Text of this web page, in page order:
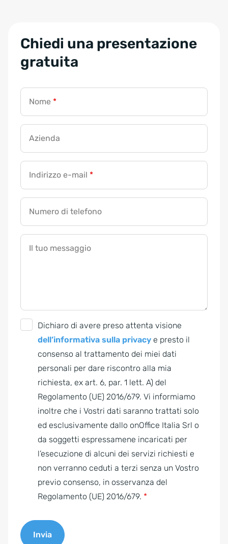
Chiedi una presentazione
gratuita
Nome *
Azienda
Indirizzo e-mail *
Numero di telefono
Il tuo messaggio
Dichiaro di avere preso attenta visione
dell’informativa sulla privacy e presto il
consenso al trattamento dei miei dati
personali per dare riscontro alla mia
richiesta, ex art. 6, par. 1 lett. A) del
Regolamento (UE) 2016/679. Vi informiamo
inoltre che i Vostri dati saranno trattati solo
ed esclusivamente dallo onOffice Italia Srl o
da soggetti espressamene incaricati per
l’esecuzione di alcuni dei servizi richiesti e
non verranno ceduti a terzi senza un Vostro
previo consenso, in osservanza del
Regolamento (UE) 2016/679. *
Invia